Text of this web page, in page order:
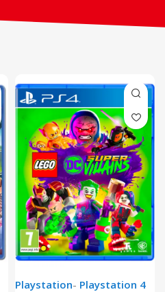
Playstation- Playstation 4